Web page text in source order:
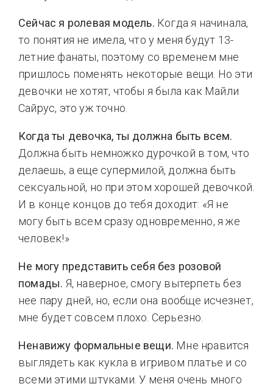
Сейчас я ролевая модель. Когда я начинала,
то понятия не имела, что у меня будут 13-
летние фанаты, поэтому со временем мне
пришлось поменять некоторые вещи. Но эти
девочки не хотят, чтобы я была как Майли
Сайрус, это уж точно.
Когда ты девочка, ты должна быть всем.
Должна быть немножко дурочкой в том, что
делаешь, а еще супермилой, должна быть
сексуальной, но при этом хорошей девочкой.
И в конце концов до тебя доходит: «Я не
могу быть всем сразу одновременно, я же
человек!»
Не могу представить себя без розовой
помады. Я, наверное, смогу вытерпеть без
нее пару дней, но, если она вообще исчезнет,
мне будет совсем плохо. Серьезно.
Ненавижу формальные вещи. Мне нравится
выглядеть как кукла в игривом платье и со
всеми этими штуками. У меня очень много